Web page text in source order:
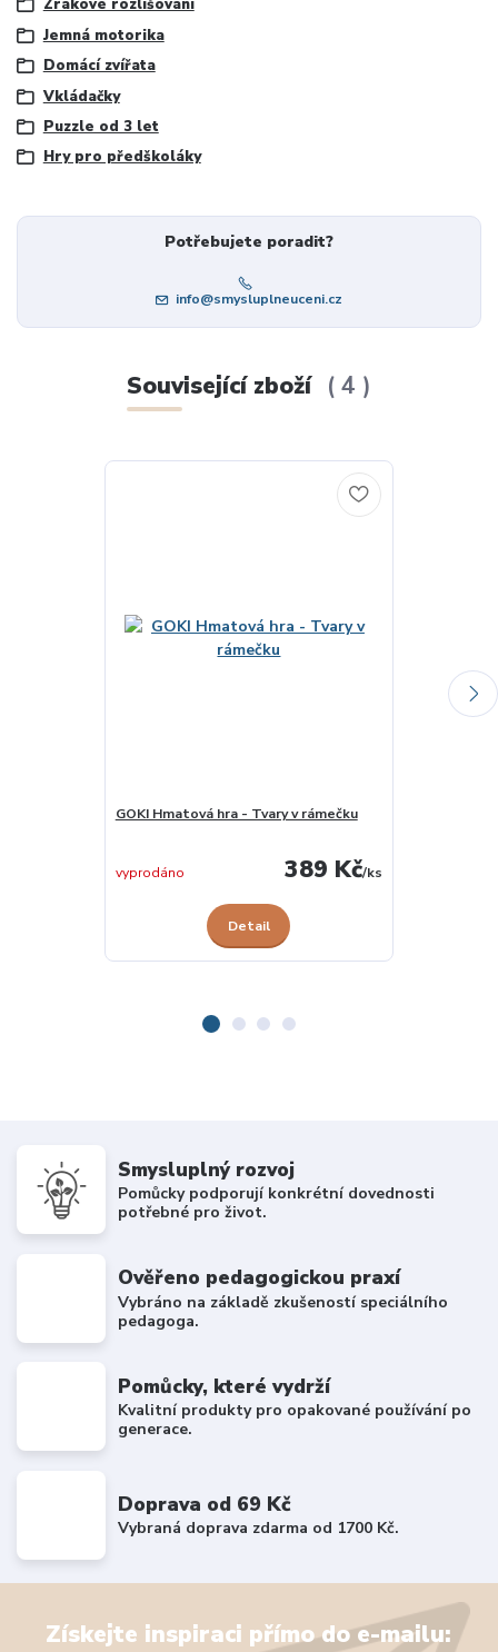
Zrakové rozlišování
Jemná motorika
Domácí zvířata
Vkládačky
Puzzle od 3 let
Hry pro předškoláky
Potřebujete poradit?
info@smysluplneuceni.cz
Související zboží 4
GOKI Hmatová hra - Tvary v rámečku
389 Kč/ks
vyprodáno
Detail
Smysluplný rozvoj
Pomůcky podporují konkrétní dovednosti
potřebné pro život.
Ověřeno pedagogickou praxí
Vybráno na základě zkušeností speciálního
pedagoga.
Pomůcky, které vydrží
Kvalitní produkty pro opakované používání po
generace.
Doprava od 69 Kč
Vybraná doprava zdarma od 1700 Kč.
Získejte inspiraci přímo do e-mailu: